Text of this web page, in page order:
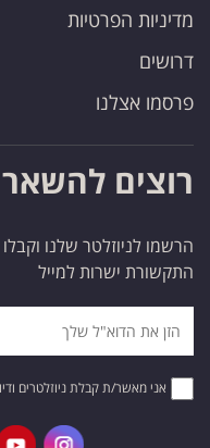
מדיניות הפרטיות
דרושים
פרסמו אצלנו
רוצים
הרשמו לניוזלטר שלנו
התקשורת ישרות למייל
אני מאשר/ת קבלת ניוזלטרים